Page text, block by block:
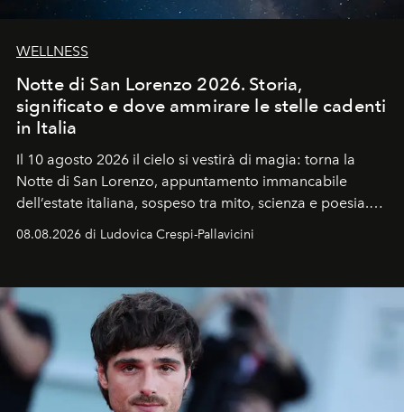
WELLNESS
Notte di San Lorenzo 2026. Storia,
significato e dove ammirare le stelle cadenti
in Italia
Il 10 agosto 2026 il cielo si vestirà di magia: torna la
Notte di San Lorenzo, appuntamento immancabile
dell’estate italiana, sospeso tra mito, scienza e poesia.
celeste per seguire il passaggio delle
all’universo i desideri più segreti
08.08.2026 di Ludovica Crespi-Pallavicini